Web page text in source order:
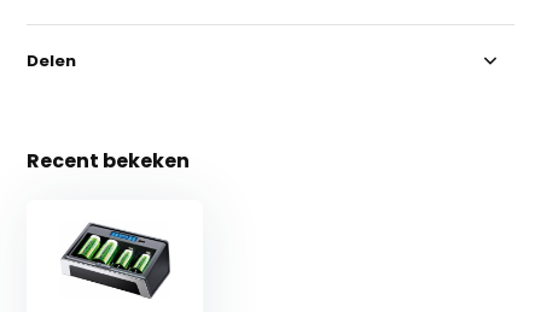
Delen
Recent bekeken